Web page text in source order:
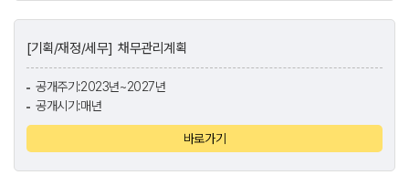
[기획/재정/세무] 채무관리계획
공개주기:2023년~2027년
공개시기:매년
바로가기